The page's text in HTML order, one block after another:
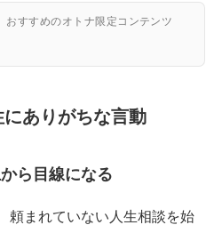
おすすめのオトナ限定コンテンツ
ありがちな言動
ら目線になる
頼まれていない人生相談を始